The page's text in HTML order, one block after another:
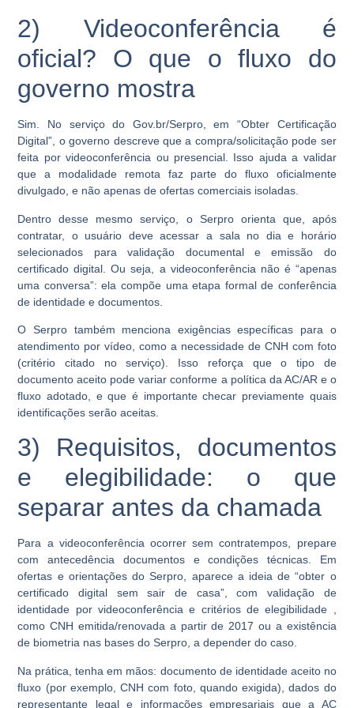
2) Videoconferência é
oficial? O que o fluxo do
governo mostra
Sim. No serviço do Gov.br/Serpro, em “Obter Certificação
Digital”, o governo descreve que a compra/solicitação pode ser
feita porvideoconferência ou presencial. Isso ajuda a validar
que a modalidade remota faz parte do fluxo oficialmente
divulgado, e não apenas de ofertas comerciais isoladas.
Dentro desse mesmo serviço, o Serpro orienta que, após
contratar, o usuário deve acessar a sala no dia e horário
selecionados paravalidação documentaleemissão do
certificado digital . Ou seja, a videoconferência não é “apenas
uma conversa”: ela compõe uma etapa formal de conferência
de identidade e documentos.
O Serpro também menciona exigências específicas para o
atendimento por vídeo, como a necessidade de CNH com foto
(critério citado no serviço). Isso reforça que o tipo de
documento aceito pode variar conforme a política da AC/AR e o
fluxo adotado, e que é importante checar previamente quais
identificações serão aceitas.
3) Requisitos, documentos
e elegibilidade: o que
separar antes da chamada
Para a videoconferência ocorrer sem contratempos, prepare
com antecedência documentos e condições técnicas. Em
ofertas e orientações do Serpro, aparece a ideia de “obter o
certificado digital sem sair de casa”, com validação de
identidade por videoconferência e critérios de elegibilidade ,
comoCNH emitida/renovada a partir de 2017 ou a existência
de biometria nas bases do Serpro, a depender do caso.
Na prática, tenha em mãos: documento de identidade aceito no
fluxo (por exemplo, CNH com foto, quando exigida), dados do
representante legal e informações empresariais que a AC